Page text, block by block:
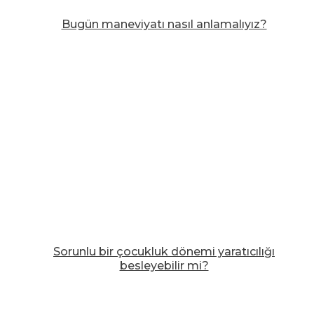
Bugün maneviyatı nasıl anlamalıyız?
Sorunlu bir çocukluk dönemi yaratıcılığı
besleyebilir mi?